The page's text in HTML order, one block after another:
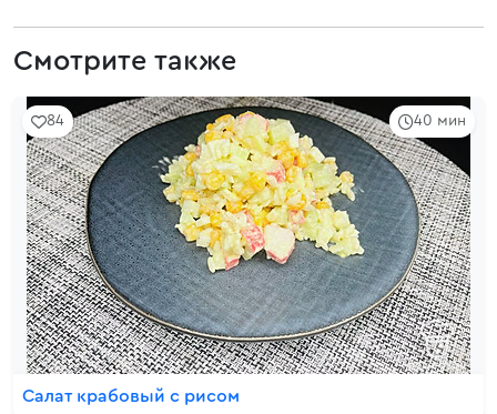
Смотрите также
40 мин
84
Салат крабовый с рисом